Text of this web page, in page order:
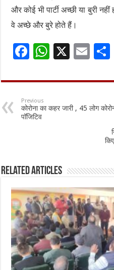
और कोई भी पार्टी अच्छी या बुरी
वे अच्छे और बुरे होते हैं।
F
e
b
o
W
at
p
X
E
ai
l
e
Previous
कोरोना का कहर जारी , 45 लोग
पॉजिटिव
Related Articles